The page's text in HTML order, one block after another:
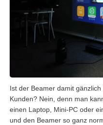
Ist der Beamer damit
Kunden? Nein, denn man
einen Laptop, Mini-PC oder
und den Beamer so ganz